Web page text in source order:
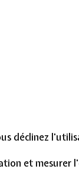
déclinez
et